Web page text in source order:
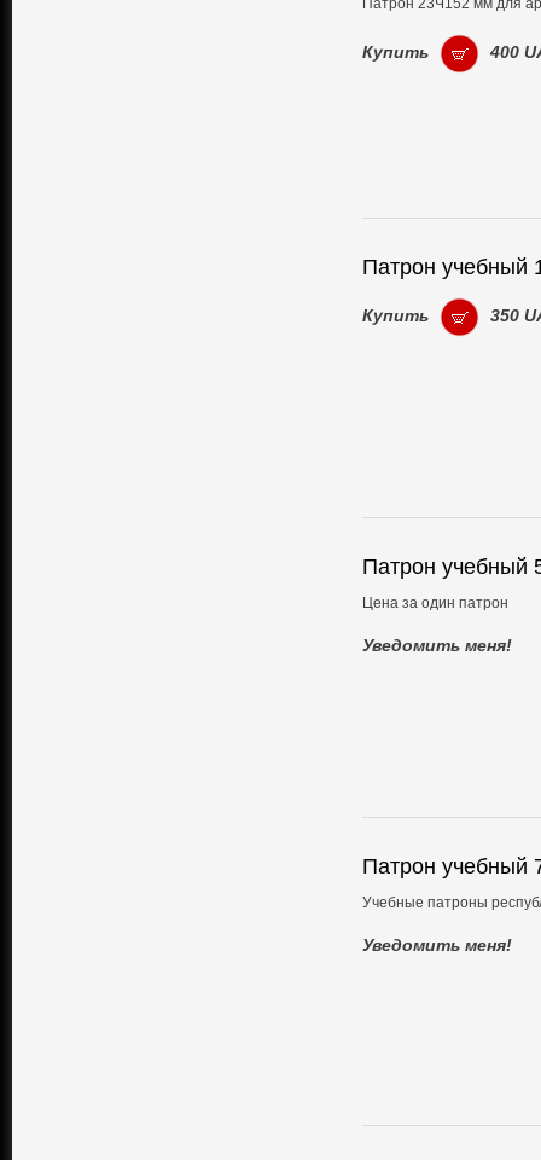
Купить 400
Патрон учебный
Купить 350
Патрон учебный
Цена за один патрон
Уведомить меня!
Патрон учебный
Учебные патроны
Уведомить меня!